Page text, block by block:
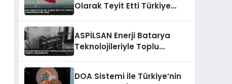
Olarak Teyit Etti Türkiye
ASPİLSAN Enerji Batarya
Teknolojileriyle Toplu
DOA Sistemi İle Türkiye’nin